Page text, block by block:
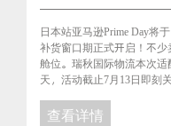
日本站亚马逊Prime Day将
补货窗口期正式开启！不
舱位。瑞秋国际物流本次适
天，活动截止7月13日即刻
查看详情